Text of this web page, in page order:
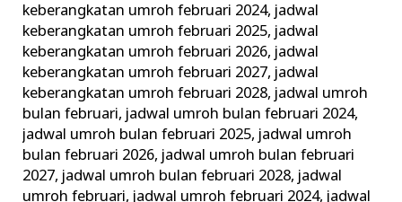
keberangkatan umroh februari 2024, jadwal
keberangkatan umroh februari 2025, jadwal
keberangkatan umroh februari 2026, jadwal
keberangkatan umroh februari 2027, jadwal
keberangkatan umroh februari 2028, jadwal umroh
bulan februari, jadwal umroh bulan februari 2024,
jadwal umroh bulan februari 2025, jadwal umroh
bulan februari 2026, jadwal umroh bulan februari
2027, jadwal umroh bulan februari 2028, jadwal
umroh februari, jadwal umroh februari 2024, jadwal